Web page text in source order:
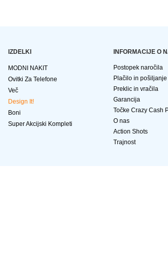
IZDELKI
MODNI NAKIT
Ovitki Za Telefone
Več
Design It!
Boni
Super Akcijski Kompleti
INFORMACIJE O
Postopek naročila
Plačilo in pošiljanje
Preklic in vračila
Garancija
Točke Crazy Cash
O nas
Action Shots
Trajnost